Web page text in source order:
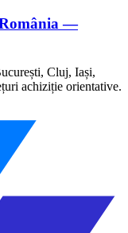
România —
Cluj, Iași,
achiziție orientative.